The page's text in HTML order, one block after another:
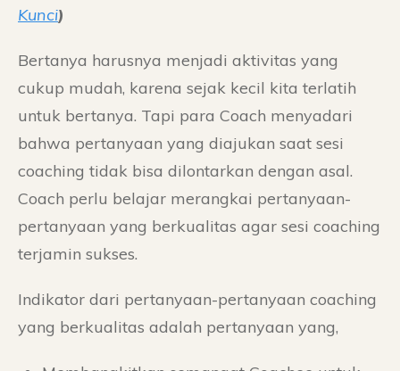
Kunci)
Bertanya harusnya menjadi aktivitas yang
cukup mudah, karena sejak kecil kita terlatih
untuk bertanya. Tapi para Coach menyadari
bahwa pertanyaan yang diajukan saat sesi
coaching tidak bisa dilontarkan dengan asal.
Coach perlu belajar merangkai pertanyaan-
pertanyaan yang berkualitas agar sesi coaching
terjamin sukses.
Indikator dari pertanyaan-pertanyaan coaching
yang berkualitas adalah pertanyaan yang,